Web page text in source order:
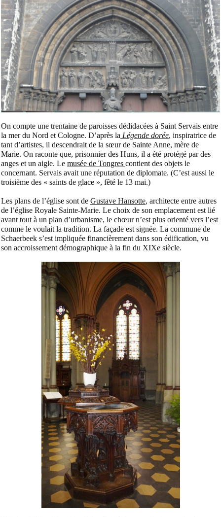
On compte une trentaine de paroisses dédidacées à Saint Servais entre
la mer du Nord et Cologne. D’après la Légende dorée, inspiratrice de
tant d’artistes, il descendrait de la sœur de Sainte Anne, mère de
Marie. On raconte que, prisonnier des Huns, il a été protégé par des
anges et un aigle. Le musée de Tongres contient des objets le
concernant. Servais avait une réputation de diplomate. (C’est aussi le
troisième des « saints de glace », fêté le 13 mai.)
Les plans de l’église sont de Gustave Hansotte, architecte entre autres
de l’église Royale Sainte-Marie. Le choix de son emplacement est lié
avant tout à un plan d’urbanisme, le chœur n’est plus orienté vers l’est
comme le voulait la tradition. La façade est signée. La commune de
Schaerbeek s’est impliquée financièrement dans son édification, vu
son accroissement démographique à la fin du XIXe siècle.